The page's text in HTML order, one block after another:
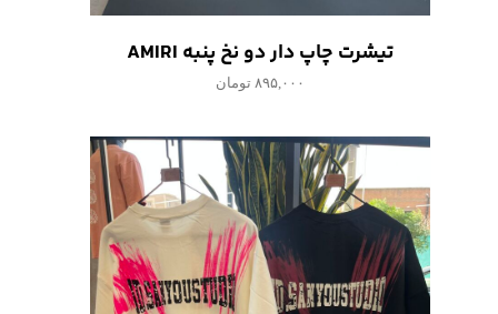
تیشرت چاپ دار دو نخ پنبه AMIRI
۸۹۵,۰۰۰ تومان